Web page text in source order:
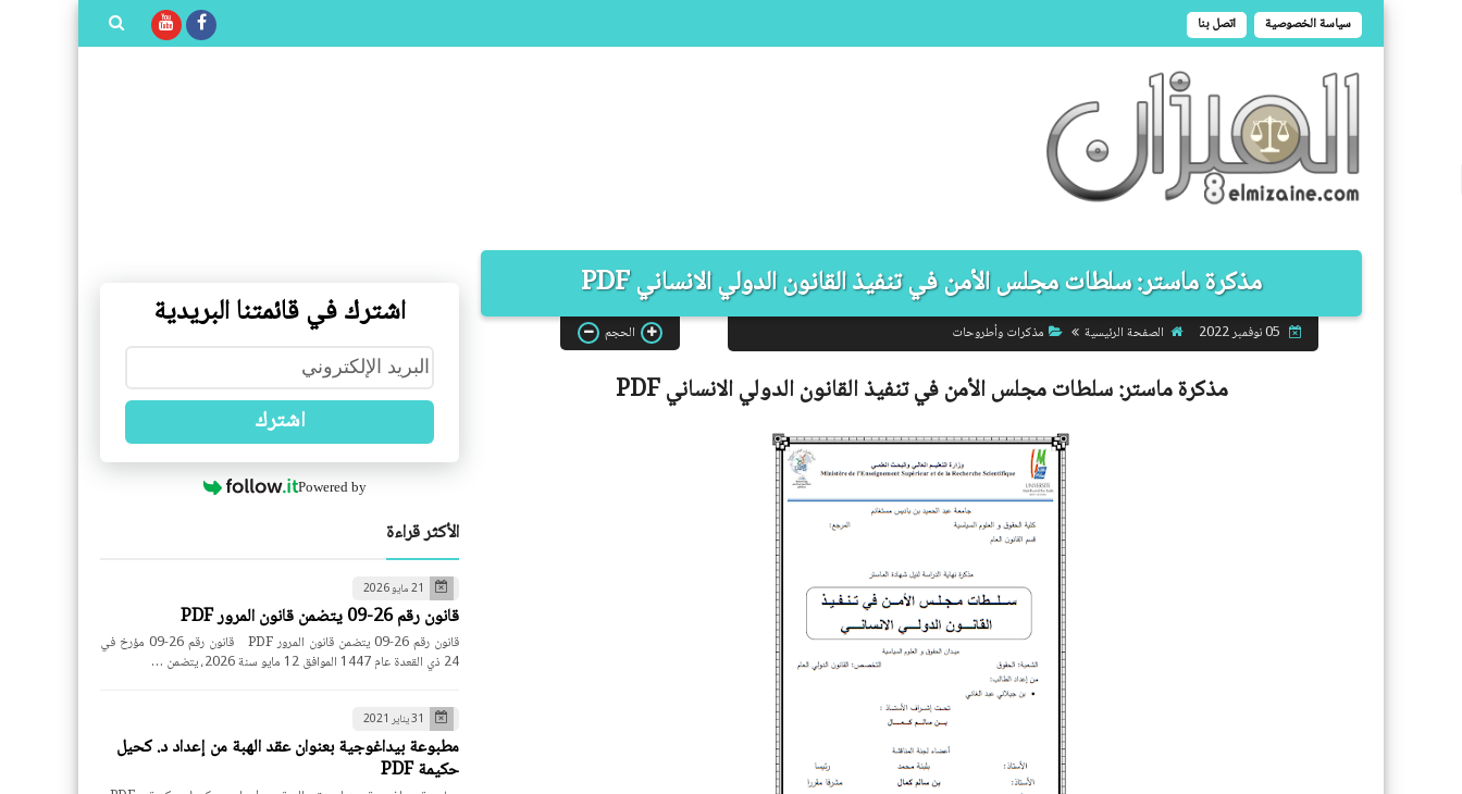
سياسة الخصوصية اتصل بنا
مذكرة ماستر: سلطات مجلس الأمن في تنفيذ القانون الدولي الانساني PDF
الصفحة الرئيسية مذكرات وأطروحات الحجم
مذكرة ماستر:سلطات مجلس الأمن في تنفيذ القانون الدولي الانسانيPDF
اشترك في قائمتنا البريدية
اشترك
Powered by
الأكثر قراءة
21 مايو 2026
قانون رقم 26-09 يتضمن قانون المرور PDF
قانون رقم 26-09 يتضمن قانون المرور PDF قانون رقم 26-09 مؤرخ في
24 ذي القعدة عام 1447 الموافق 12 مايو سنة 2026، يتضمن …
31 يناير 2021
مطبوعة بيداغوجية بعنوان عقد الهبة من إعداد د. كحيل
حكيمة PDF